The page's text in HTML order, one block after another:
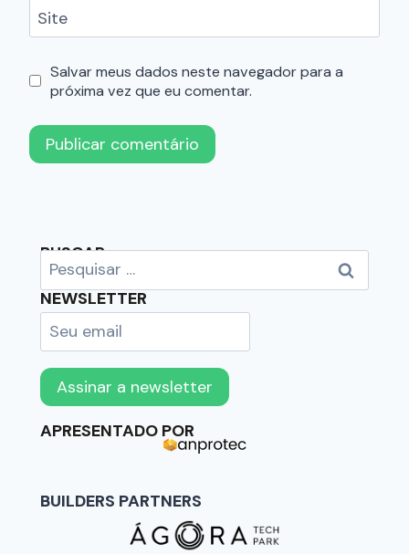
Site
Salvar meus dados neste navegador para a
próxima vez que eu comentar.
BUSCAR
NEWSLETTER
APRESENTADO POR
BUILDERS PARTNERS